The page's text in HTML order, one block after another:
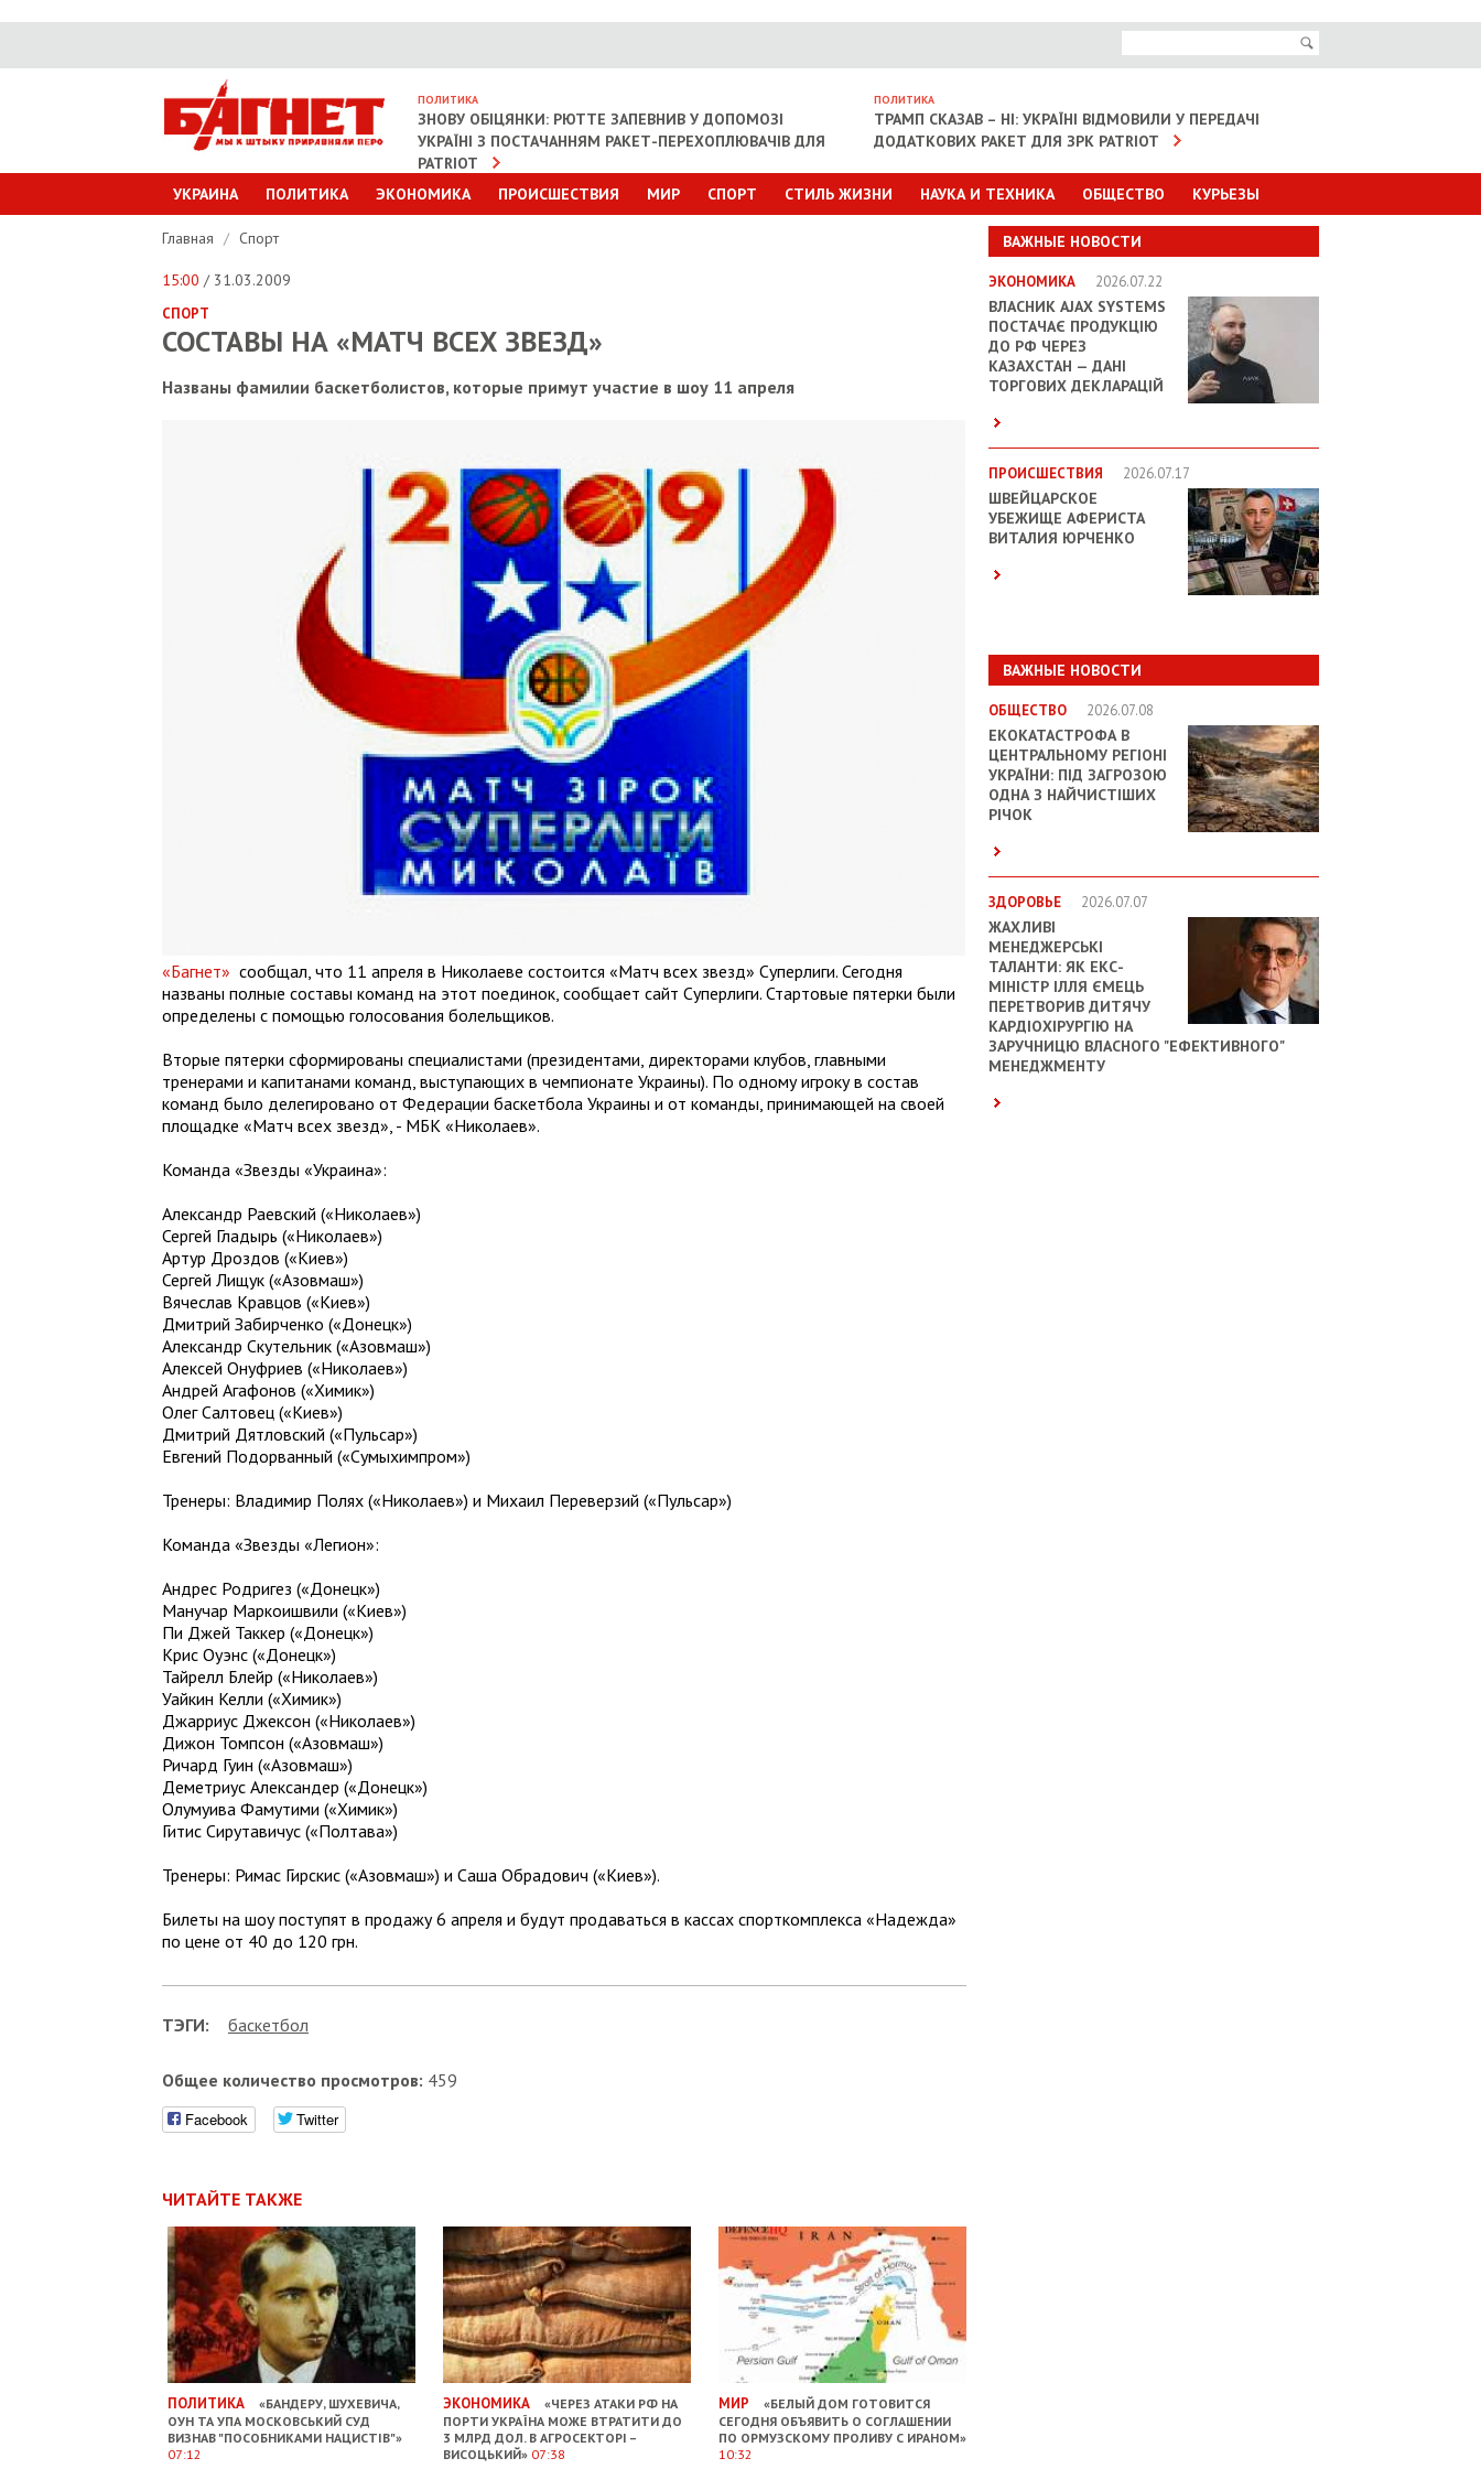
ПОЛИТИКА
ЗНОВУ ОБІЦЯНКИ: РЮТТЕ ЗАПЕВНИВ У ДОПОМОЗІ
УКРАЇНІ З ПОСТАЧАННЯМ РАКЕТ-ПЕРЕХОПЛЮВАЧІВ ДЛЯ
PATRIOT
ПОЛИТИКА
ТРАМП СКАЗАВ – НІ: УКРАЇНІ ВІДМОВИЛИ У ПЕРЕДАЧІ
ДОДАТКОВИХ РАКЕТ ДЛЯ ЗРК PATRIOT
УКРАИНА ПОЛИТИКА ЭКОНОМИКА ПРОИСШЕСТВИЯ МИР СПОРТ СТИЛЬ ЖИЗНИ НАУКА И ТЕХНИКА ОБЩЕСТВО КУРЬЕЗЫ
ВАЖНЫЕ НОВОСТИ
ЭКОНОМИКА 2026.07.22
ВЛАСНИК AJAX SYSTEMS
ПОСТАЧАЄ ПРОДУКЦІЮ
ДО РФ ЧЕРЕЗ
КАЗАХСТАН — ДАНІ
ТОРГОВИХ ДЕКЛАРАЦІЙ
ПРОИСШЕСТВИЯ 2026.07.17
ШВЕЙЦАРСКОЕ
УБЕЖИЩЕ АФЕРИСТА
ВИТАЛИЯ ЮРЧЕНКО
ВАЖНЫЕ НОВОСТИ
ОБЩЕСТВО 2026.07.08
ЕКОКАТАСТРОФА В
ЦЕНТРАЛЬНОМУ РЕГІОНІ
УКРАЇНИ: ПІД ЗАГРОЗОЮ
ОДНА З НАЙЧИСТІШИХ
РІЧОК
ЗДОРОВЬЕ 2026.07.07
ЖАХЛИВІ
МЕНЕДЖЕРСЬКІ
ТАЛАНТИ: ЯК ЕКС-
МІНІСТР ІЛЛЯ ЄМЕЦЬ
ПЕРЕТВОРИВ ДИТЯЧУ
КАРДІОХІРУРГІЮ НА
ЗАРУЧНИЦЮ ВЛАСНОГО "ЕФЕКТИВНОГО"
МЕНЕДЖМЕНТУ
Главная / Спорт
15:00 / 31.03.2009
СПОРТ
СОСТАВЫ НА «МАТЧ ВСЕХ ЗВЕЗД»
Названы фамилии баскетболистов, которые примут участие в шоу 11 апреля
«Багнет» сообщал, что 11 апреля в Николаеве состоится «Матч всех звезд» Суперлиги. Сегодня
названы полные составы команд на этот поединок, сообщает сайт Суперлиги. Стартовые пятерки были
определены с помощью голосования болельщиков.
Вторые пятерки сформированы специалистами (президентами, директорами клубов, главными
тренерами и капитанами команд, выступающих в чемпионате Украины). По одному игроку в состав
команд было делегировано от Федерации баскетбола Украины и от команды, принимающей на своей
площадке «Матч всех звезд», - МБК «Николаев».
Команда «Звезды «Украина»:
Александр Раевский («Николаев»)
Сергей Гладырь («Николаев»)
Артур Дроздов («Киев»)
Сергей Лищук («Азовмаш»)
Вячеслав Кравцов («Киев»)
Дмитрий Забирченко («Донецк»)
Александр Скутельник («Азовмаш»)
Алексей Онуфриев («Николаев»)
Андрей Агафонов («Химик»)
Олег Салтовец («Киев»)
Дмитрий Дятловский («Пульсар»)
Евгений Подорванный («Сумыхимпром»)
Тренеры: Владимир Полях («Николаев») и Михаил Переверзий («Пульсар»)
Команда «Звезды «Легион»:
Андрес Родригез («Донецк»)
Манучар Маркоишвили («Киев»)
Пи Джей Таккер («Донецк»)
Крис Оуэнс («Донецк»)
Тайрелл Блейр («Николаев»)
Уайкин Келли («Химик»)
Джарриус Джексон («Николаев»)
Дижон Томпсон («Азовмаш»)
Ричард Гуин («Азовмаш»)
Деметриус Александер («Донецк»)
Олумуива Фамутими («Химик»)
Гитис Сирутавичус («Полтава»)
Тренеры: Римас Гирскис («Азовмаш») и Саша Обрадович («Киев»).
Билеты на шоу поступят в продажу 6 апреля и будут продаваться в кассах спорткомплекса «Надежда»
по цене от 40 до 120 грн.
ТЭГИ: баскетбол
Общее количество просмотров: 459
Facebook Twitter
ЧИТАЙТЕ ТАКЖЕ
ПОЛИТИКА
«БАНДЕРУ, ШУХЕВИЧА,
ОУН ТА УПА МОСКОВСЬКИЙ СУД
ВИЗНАВ "ПОСОБНИКАМИ НАЦИСТІВ"»
07:12
ЭКОНОМИКА
«ЧЕРЕЗ АТАКИ РФ НА
ПОРТИ УКРАЇНА МОЖЕ ВТРАТИТИ ДО
3 МЛРД ДОЛ. В АГРОСЕКТОРІ –
ВИСОЦЬКИЙ» 07:38
МИР
«БЕЛЫЙ ДОМ ГОТОВИТСЯ
СЕГОДНЯ ОБЪЯВИТЬ О СОГЛАШЕНИИ
ПО ОРМУЗСКОМУ ПРОЛИВУ С ИРАНОМ»
10:32